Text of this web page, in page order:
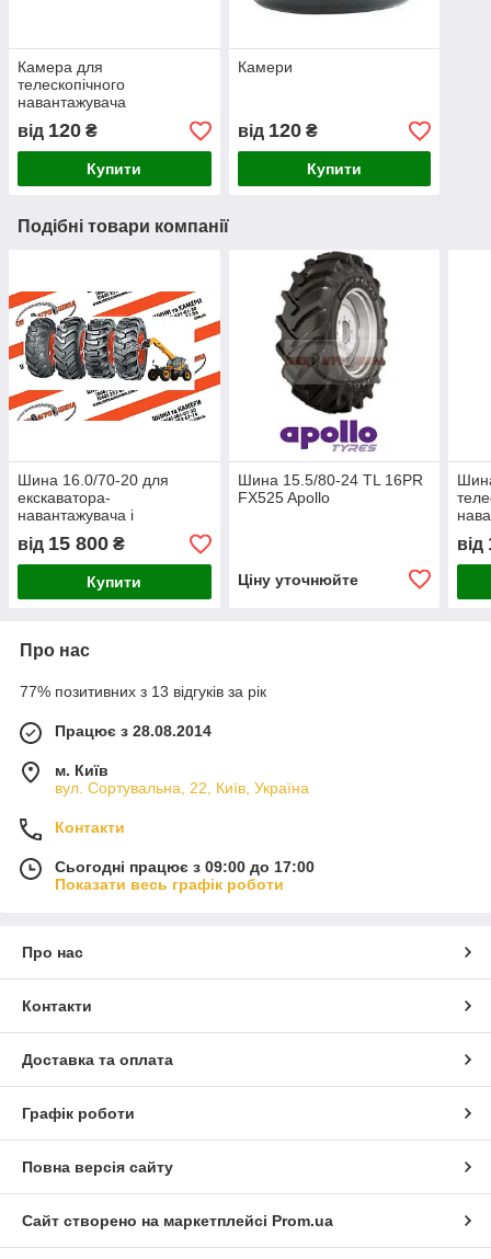
Камера для
телескопічного
навантажувача
від 120 ₴
Купити
Камери
від 120₴
Купити
Подібні товари компанії
Шина 16.0/70-20 для
екскаватора-
навантажувача і
навантажувача
від 15 800 ₴
Купити
Шина 15.5/80-24 TL 16PR
FX525 Apollo
Ціну уточнюйте
від
Про нас
77% позитивних з 13 відгуків за рік
Працює з 28.08.2014
м. Київ
вул. Сортувальна, 22, Київ, Україна
Контакти
Сьогодні працює з 09:00 до 17:00
Показати весь графік роботи
Про нас
Контакти
Доставка та оплата
Графік роботи
Повна версія сайту
Сайт створено на маркетплейсі Prom.ua